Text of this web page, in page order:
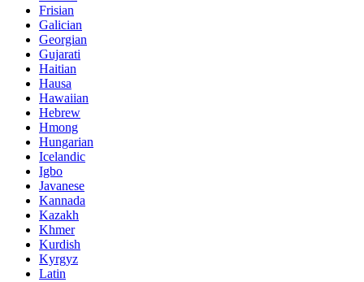
Frisian
Galician
Georgian
Gujarati
Haitian
Hausa
Hawaiian
Hebrew
Hmong
Hungarian
Icelandic
Igbo
Javanese
Kannada
Kazakh
Khmer
Kurdish
Kyrgyz
Latin